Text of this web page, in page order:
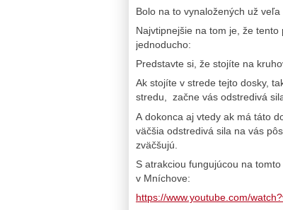
Bolo na to vynaložených už
Najvtipnejšie na tom je, že
jednoducho:
Predstavte si, že stojíte na
Ak stojíte v strede tejto dosky,
stredu, začne vás odstredivá
A dokonca aj vtedy ak má táto
väčšia odstredivá sila na vás
zväčšujú.
S atrakciou fungujúcou na
v Mníchove:
https://www.youtube.com/